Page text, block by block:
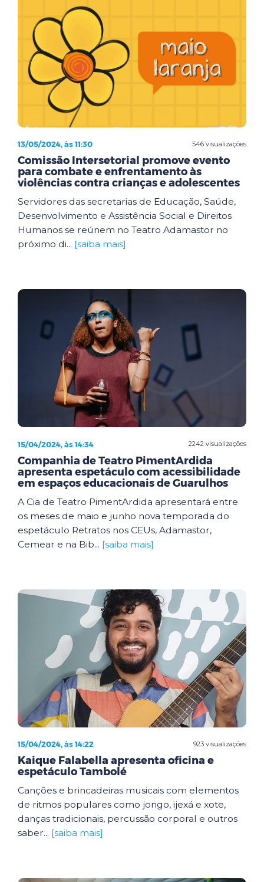
546 visualizações
13/05/2024, às 11:30
Comissão Intersetorial promove evento
para combate e enfrentamento às
violências contra crianças e adolescentes
Servidores das secretarias de Educação, Saúde,
Desenvolvimento e Assistência Social e Direitos
Humanos se reúnem no Teatro Adamastor no
próximo di... [saiba mais]
2242 visualizações
15/04/2024, às 14:34
Companhia de Teatro PimentArdida
apresenta espetáculo com acessibilidade
em espaços educacionais de Guarulhos
A Cia de Teatro PimentArdida apresentará entre
os meses de maio e junho nova temporada do
espetáculo Retratos nos CEUs, Adamastor,
Cemear e na Bib... [saiba mais]
923 visualizações
15/04/2024, às 14:22
Kaique Falabella apresenta oficina e
espetáculo Tambolé
Canções e brincadeiras musicais com elementos
de ritmos populares como jongo, ijexá e xote,
danças tradicionais, percussão corporal e outros
saber... [saiba mais]